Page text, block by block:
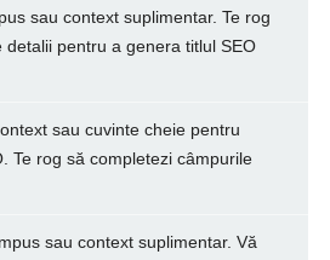
sau context suplimentar. Te rog
detalii pentru a genera titlul SEO
sau cuvinte cheie pentru
Te rog să completezi câmpurile
sau context suplimentar. Vă